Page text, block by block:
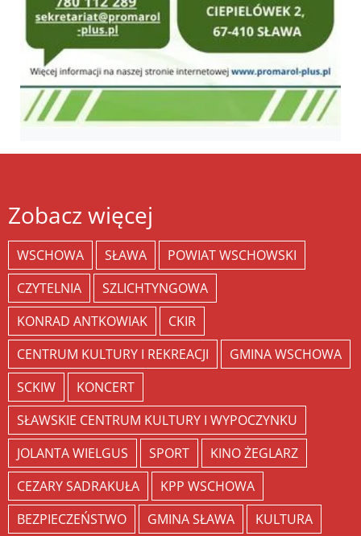
Zobacz więcej
WSCHOWA SŁAWA
POWIAT WSCHOWSKI
CZYTELNIA
SZLICHTYNGOWA
KONRAD ANTKOWIAK
CKIR
CENTRUM KULTURY I REKREACJI
GMINA WSCHOWA
SCKIW
KONCERT
SŁAWSKIE CENTRUM KULTURY I WYPOCZYNKU
JOLANTA WIELGUS
SPORT
KINO ŻEGLARZ
CEZARY SADRAKUŁA
KPP WSCHOWA
BEZPIECZEŃSTWO
GMINA SŁAWA KULTURA